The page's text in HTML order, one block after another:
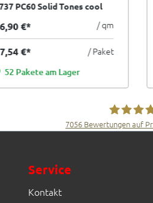
PC60 Solid Tones cool
concrete hellgrau 60x120 cm
€* / qm
€* / Paket
52 Pakete am Lager
7056 Bewertungen auf
Service
Kontakt